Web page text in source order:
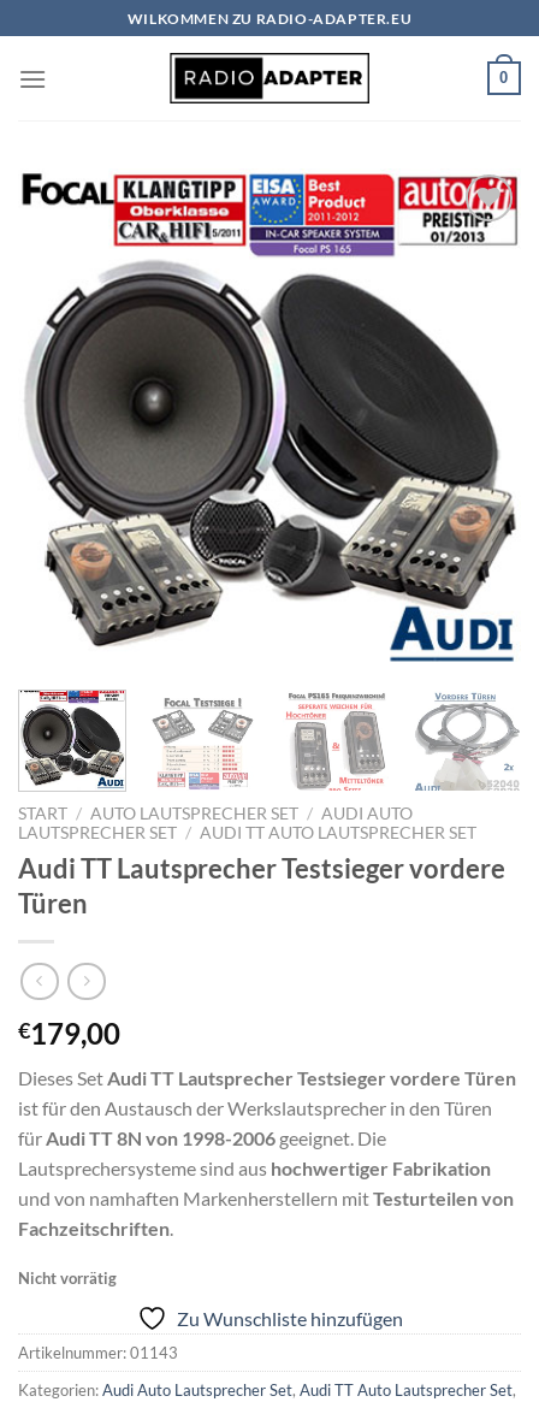
Inhalt
springen
WILKOMMEN ZU RADIO-ADAPTER.EU
0
Zu
START / AUTO LAUTSPRECHER SET / AUDI AUTO
LAUTSPRECHER SET / AUDI TT AUTO LAUTSPRECHER SET
Audi TT Lautsprecher Testsieger vordere
Türen
€179,00
Dieses SetAudi TT Lautsprecher Testsieger vordere Türen
ist für den Austausch der Werkslautsprecher in den Türen
fürAudi TT 8N von 1998-2006 geeignet. Die
Lautsprechersysteme sind aus hochwertiger Fabrikation
und von namhaften Markenherstellern mitTesturteilen von
Fachzeitschriften.
Nicht vorrätig
Zu Wunschliste hinzufügen
Artikelnummer:01143
Kategorien:Audi Auto Lautsprecher Set, Audi TT Auto Lautsprecher Set,